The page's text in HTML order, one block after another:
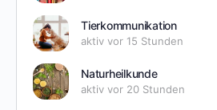
Tierkommunikation
aktiv vor 15 Stunden
Naturheilkunde
aktiv vor 20 Stunden